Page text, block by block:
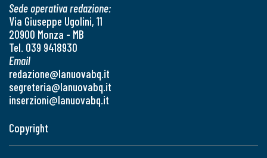
Sede operativa redazione:
Via Giuseppe Ugolini, 11
20900 Monza - MB
Tel. 039 9418930
Email
redazione@lanuovabq.it
segreteria@lanuovabq.it
inserzioni@lanuovabq.it
Copyright